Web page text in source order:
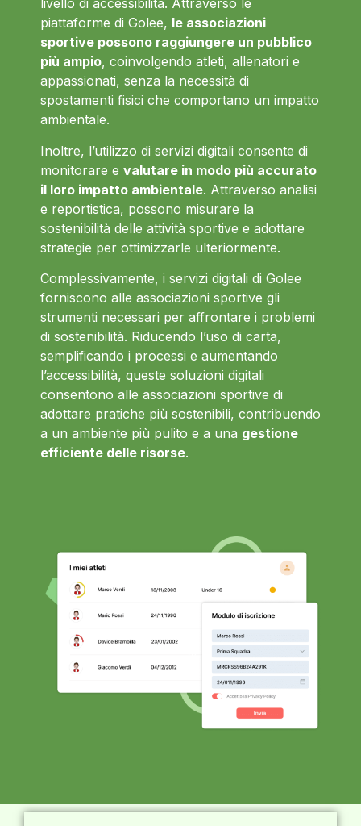
livello di accessibilità. Attraverso le
piattaforme di Golee, le associazioni
sportive possono raggiungere un pubblico
più ampio, coinvolgendo atleti, allenatori e
appassionati, senza la necessità di
spostamenti fisici che comportano un impatto
ambientale.
Inoltre, l’utilizzo di servizi digitali consente di
monitorare e valutare in modo più accurato
il loro impatto ambientale. Attraverso analisi
e reportistica, possono misurare la
sostenibilità delle attività sportive e adottare
strategie per ottimizzarle ulteriormente.
Complessivamente, i servizi digitali di Golee
forniscono alle associazioni sportive gli
strumenti necessari per affrontare i problemi
di sostenibilità. Riducendo l’uso di carta,
semplificando i processi e aumentando
l’accessibilità, queste soluzioni digitali
consentono alle associazioni sportive di
adottare pratiche più sostenibili, contribuendo
a un ambiente più pulito e a una gestione
efficiente delle risorse.